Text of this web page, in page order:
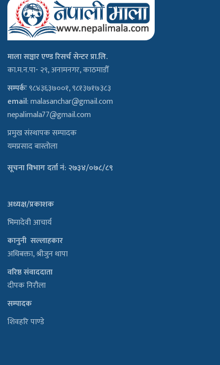
माला सञ्चार एण्ड रिसर्च सेन्टर प्रा.लि.
का.म.न.पा- २९, अनामनगर, काठमाडौँ
सम्पर्कः९८४३६३७००१, ९८१३७१७३८३
email:malasanchar@gmail.com
nepalimala77@gmail.com
प्रमुख संस्थापक सम्पादक
यमप्रसाद बास्तोला
सूचना विभाग दर्ता नं: २७३४/०७८/८९
अध्यक्ष/प्रकाशक
भिमादेवी आचार्य
कानुनी सल्लाहकार
अधिबक्ता, श्रीजुन थापा
वरिष्ठ संवाददाता
दीपक निरौला
सम्पादक
शिवहरि पाण्डे